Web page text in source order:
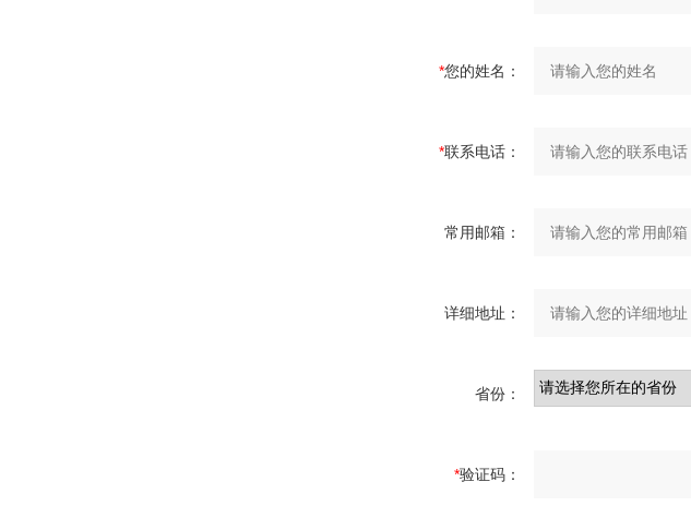
*您的姓名：
*联系电话：
常用邮箱：
详细地址：
省份：
*验证码：